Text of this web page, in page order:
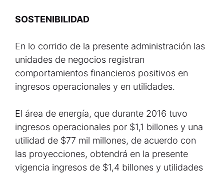
SOSTENIBILIDAD
En lo corrido de la presente administración las
unidades de negocios registran
comportamientos financieros positivos en
ingresos operacionales y en utilidades.
El área de energía, que durante 2016 tuvo
ingresos operacionales por $1,1 billones y una
utilidad de $77 mil millones, de acuerdo con
las proyecciones, obtendrá en la presente
vigencia ingresos de $1,4 billones y utilidades